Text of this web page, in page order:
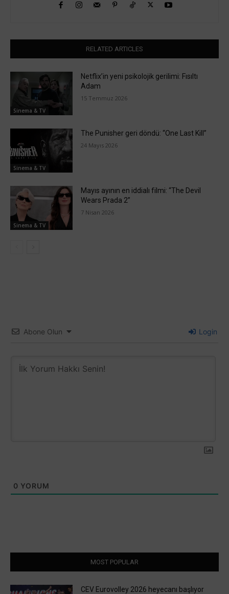
RELATED ARTICLES
Sinema & TV
Netflix’in yeni psikolojik gerilimi: Fısıltı
Adam
15 Temmuz 2026
Sinema & TV
The Punisher geri döndü: “One Last Kill”
24 Mayıs 2026
Sinema & TV
Mayıs ayının en iddialı filmi: “The Devil
Wears Prada 2”
7 Nisan 2026
Abone Olun Login
0 YORUM
MOST POPULAR
CEV Eurovolley 2026 heyecanı başlıyor